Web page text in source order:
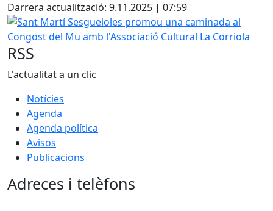
Darrera actualització: 9.11.2025 | 07:59
Sant Martí Sesgueioles promou una caminada al
RSS
L'actualitat a un clic
Notícies
Agenda
Agenda política
Avisos
Publicacions
Adreces i telèfons